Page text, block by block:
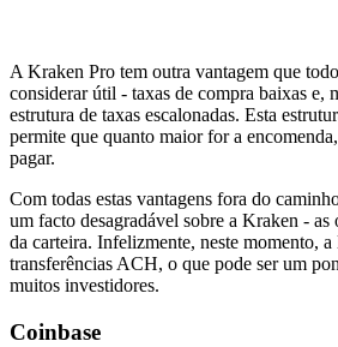
A Kraken Pro tem outra vantagem que
considerar útil - taxas de compra baixas e,
estrutura de taxas escalonadas. Esta
permite que quanto maior for a
pagar.
Com todas estas vantagens fora do
um facto desagradável sobre a Kraken - as
da carteira. Infelizmente, neste momento,
transferências ACH, o que pode ser um
muitos investidores.
Coinbase